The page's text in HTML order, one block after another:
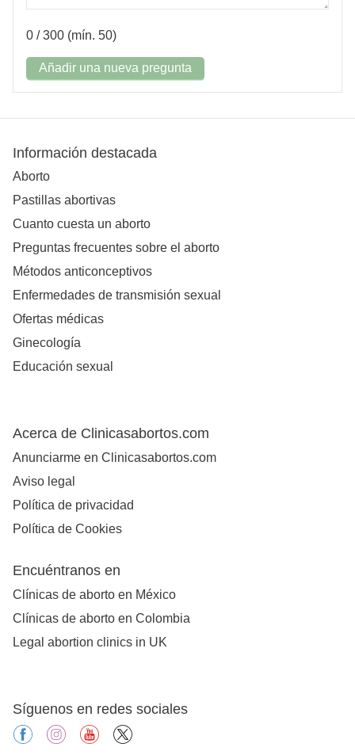
0 / 300 (mín. 50)
Añadir una nueva pregunta
Información destacada
Aborto
Pastillas abortivas
Cuanto cuesta un aborto
Preguntas frecuentes sobre el aborto
Métodos anticonceptivos
Enfermedades de transmisión sexual
Ofertas médicas
Ginecología
Educación sexual
Acerca de Clinicasabortos.com
Anunciarme en Clinicasabortos.com
Aviso legal
Política de privacidad
Política de Cookies
Encuéntranos en
Clínicas de aborto en México
Clínicas de aborto en Colombia
Legal abortion clinics in UK
Síguenos en redes sociales
facebookinstagramyoutube